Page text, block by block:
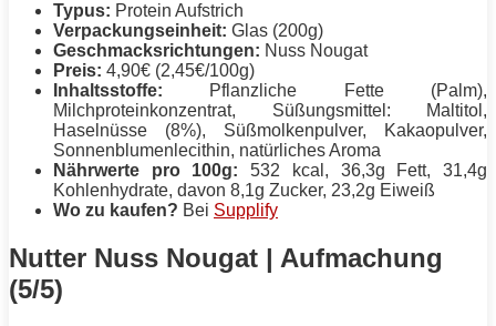
Typus: Protein Aufstrich
Verpackungseinheit: Glas (200g)
Geschmacksrichtungen: Nuss Nougat
Preis: 4,90€ (2,45€/100g)
Inhaltsstoffe: Pflanzliche Fette(Palm),
Milchproteinkonzentrat, Süßungsmittel: Maltitol,
Haselnüsse (8%), Süßmolkenpulver, Kakaopulver,
Sonnenblumenlecithin, natürliches Aroma
Nährwerte pro 100g:532 kcal, 36,3g Fett, 31,4g
Kohlenhydrate, davon 8,1g Zucker, 23,2g Eiweiß
Wo zu kaufen? Bei Supplify
Nutter Nuss Nougat | Aufmachung
(5/5)